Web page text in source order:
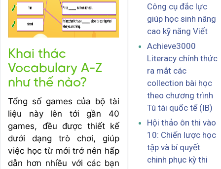
Khai thác
Vocabulary A-Z
như thế nào?
Tổng số games của bộ tài
liệu này lên tới gần 40
games, đều được thiết kế
dưới dạng trò chơi, giúp
việc học từ mới trở nên hấp
dẫn hơn nhiều với các bạn
Công cụ đắc lực
giúp học sinh nâng
cao kỹ năng Viết
Achieve3000
Literacy chính thức
ra mắt các
collection bài học
theo chương trình
Tú tài quốc tế (IB)
Hội thảo ôn thi vào
10: Chiến lược học
tập và bí quyết
chinh phục kỳ thi